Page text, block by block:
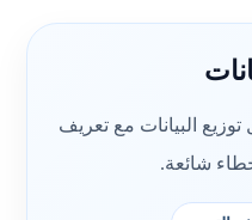
البيانات مع تعريف
شائعة.